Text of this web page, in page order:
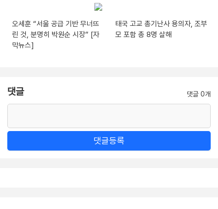
오세훈 “서울 공급 기반 무너뜨
린 것, 분명히 박원순 시장” [자
막뉴스]
태국 고교 총기난사 용의자, 조부
모 포함 총 8명 살해
댓글 댓글 0개
댓글등록